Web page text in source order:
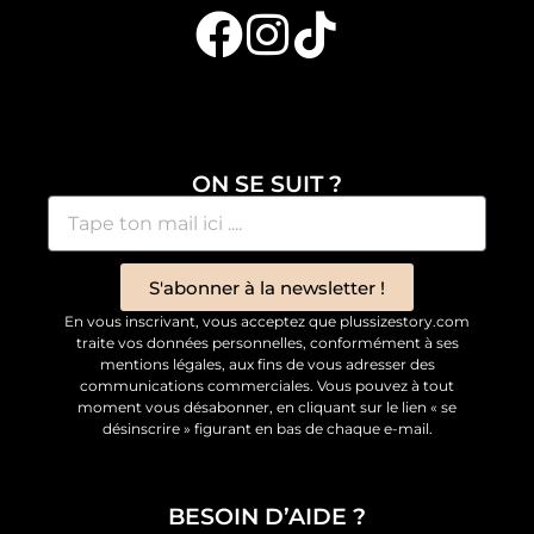
ON SE SUIT ?
S'abonner à la newsletter !
En vous inscrivant, vous acceptez que plussizestory.com
traite vos données personnelles, conformément à ses
mentions légales, aux fins de vous adresser des
communications commerciales. Vous pouvez à tout
moment vous désabonner, en cliquant sur le lien « se
désinscrire » figurant en bas de chaque e-mail.
BESOIN D’AIDE ?